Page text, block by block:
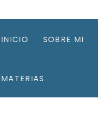
INICIO SOBRE MI
MATERIAS